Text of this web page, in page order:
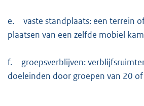
e.
vaste standplaats: een terrein
plaatsen van een zelfde mobiel
f.
groepsverblijven:
doeleinden door groepen van 20